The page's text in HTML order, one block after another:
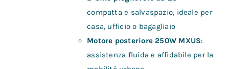
compatta e salvaspazio, ideale per
casa, ufficio o bagagliaio
Motore posteriore 250W MXUS:
assistenza fluida e affidabile per la